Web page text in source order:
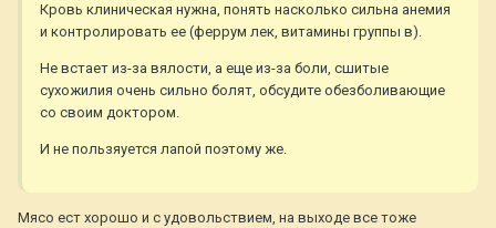
Кровь клиническая нужна, понять насколько сильна анемия
и контролировать ее (феррум лек, витамины группы в).
Не встает из-за вялости, а еще из-за боли, сшитые
сухожилия очень сильно болят, обсудите обезболивающие
со своим доктором.
И не пользяуется лапой поэтому же.
Мясо ест хорошо и с удовольствием, на выходе все тоже